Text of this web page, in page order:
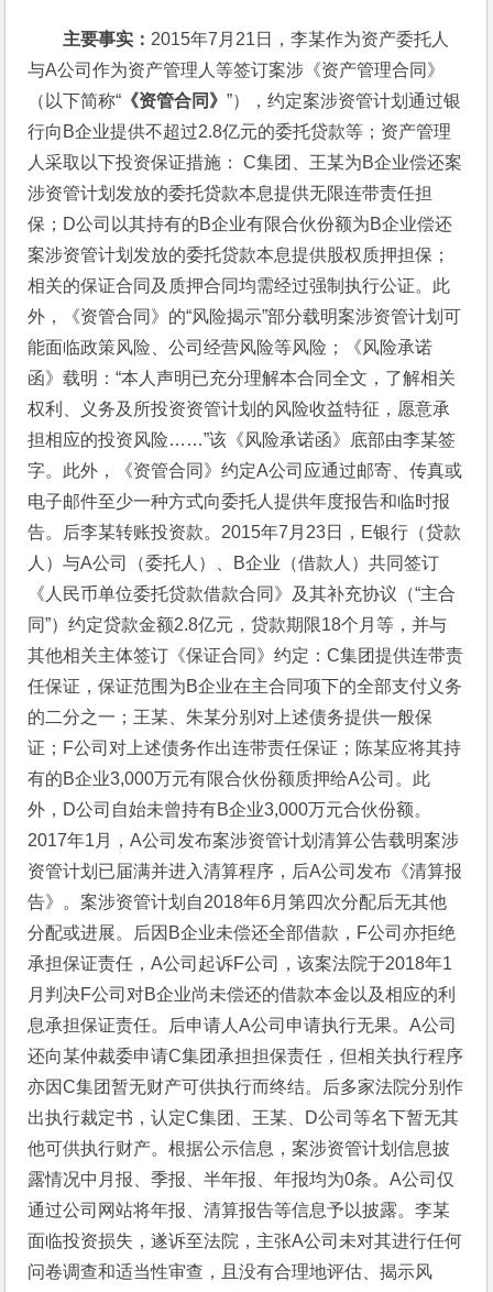
主要事实： 2015年7月21日，李某作为资产委托人
与A公司作为资产管理人等签订案涉《资产管理合同》
（以下简称“ 《资管合同》”），约定案涉资管计划通过银
行向B企业提供不超过2.8亿元的委托贷款等；资产管理
人采取以下投资保证措施： C集团、王某为B企业偿还案
涉资管计划发放的委托贷款本息提供无限连带责任担
保；D公司以其持有的B企业有限合伙份额为B企业偿还
案涉资管计划发放的委托贷款本息提供股权质押担保；
相关的保证合同及质押合同均需经过强制执行公证。此
外，《资管合同》的“风险揭示”部分载明案涉资管计划可
能面临政策风险、公司经营风险等风险；《风险承诺
函》载明：“本人声明已充分理解本合同全文，了解相关
权利、义务及所投资资管计划的风险收益特征，愿意承
担相应的投资风险……”该《风险承诺函》底部由李某签
字。此外，《资管合同》约定A公司应通过邮寄、传真或
电子邮件至少一种方式向委托人提供年度报告和临时报
告。后李某转账投资款。2015年7月23日，E银行（贷款
人）与A公司（委托人）、B企业（借款人）共同签订
《人民币单位委托贷款借款合同》及其补充协议（“主合
同”）约定贷款金额2.8亿元，贷款期限18个月等，并与
其他相关主体签订《保证合同》约定：C集团提供连带责
任保证，保证范围为B企业在主合同项下的全部支付义务
的二分之一；王某、朱某分别对上述债务提供一般保
证；F公司对上述债务作出连带责任保证；陈某应将其持
有的B企业3,000万元有限合伙份额质押给A公司。此
外，D公司自始未曾持有B企业3,000万元合伙份额。
2017年1月，A公司发布案涉资管计划清算公告载明案涉
资管计划已届满并进入清算程序，后A公司发布《清算报
告》。案涉资管计划自2018年6月第四次分配后无其他
分配或进展。后因B企业未偿还全部借款，F公司亦拒绝
承担保证责任，A公司起诉F公司，该案法院于2018年1
月判决F公司对B企业尚未偿还的借款本金以及相应的利
息承担保证责任。后申请人A公司申请执行无果。A公司
还向某仲裁委申请C集团承担担保责任，但相关执行程序
亦因C集团暂无财产可供执行而终结。后多家法院分别作
出执行裁定书，认定C集团、王某、D公司等名下暂无其
他可供执行财产。根据公示信息，案涉资管计划信息披
露情况中月报、季报、半年报、年报均为0条。A公司仅
通过公司网站将年报、清算报告等信息予以披露。李某
面临投资损失，遂诉至法院，主张A公司未对其进行任何
问卷调查和适当性审查，且没有合理地评估、揭示风